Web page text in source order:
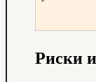
Риски